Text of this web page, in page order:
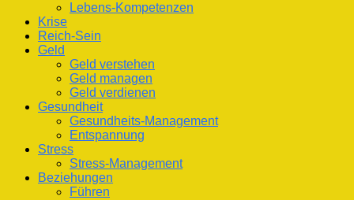
Lebens-Kompetenzen
Krise
Reich-Sein
Geld
Geld verstehen
Geld managen
Geld verdienen
Gesundheit
Gesundheits-Management
Entspannung
Stress
Stress-Management
Beziehungen
Führen